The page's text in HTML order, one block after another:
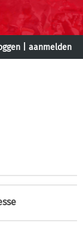
aanmelden